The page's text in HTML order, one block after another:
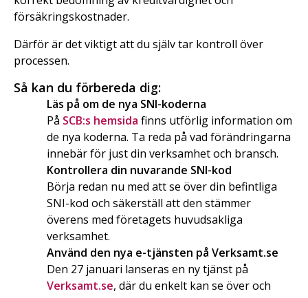
försäkringskostnader.
Därför är det viktigt att du själv tar kontroll över
processen.
Så kan du förbereda dig:
Läs på om de nya SNI-koderna
På SCB:s hemsida finns utförlig information om
de nya koderna. Ta reda på vad förändringarna
innebär för just din verksamhet och bransch.
Kontrollera din nuvarande SNI-kod
Börja redan nu med att se över din befintliga
SNI-kod och säkerställ att den stämmer
överens med företagets huvudsakliga
verksamhet.
Använd den nya e-tjänsten på Verksamt.se
Den 27 januari lanseras en ny tjänst på
Verksamt.se, där du enkelt kan se över och